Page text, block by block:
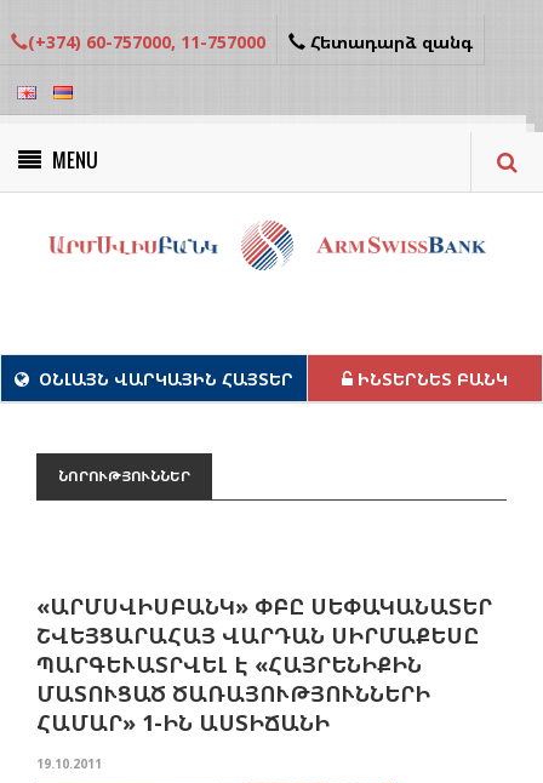
(+374) 60-757000, 11-757000 Հետադարձ զանգ
MENU
ՕՆԼԱՅՆ ՎԱՐԿԱՅԻՆ ՀԱՅՏԵՐ ԻՆՏԵՐՆԵՏ ԲԱՆԿ
ՆՈՐՈՒԹՅՈՒՆՆԵՐ
«ԱՐՄՍՎԻՍԲԱՆԿ» ՓԲԸ ՍԵՓԱԿԱՆԱՏԵՐ
ՇՎԵՅՑԱՐԱՀԱՅ ՎԱՐԴԱՆ ՍԻՐՄԱՔԵՍԸ
ՊԱՐԳԵՒԱՏՐՎԵԼ Է «ՀԱՅՐԵՆԻՔԻՆ
ՄԱՏՈՒՑԱԾ ԾԱՌԱՅՈՒԹՅՈՒՆՆԵՐԻ
ՀԱՄԱՐ» 1-ԻՆ ԱՍՏԻՃԱՆԻ
19.10.2011